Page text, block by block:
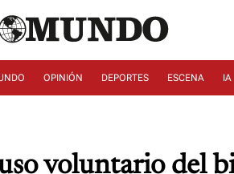
OPINIÓN DEPORTES ESCENA IA
voluntario del